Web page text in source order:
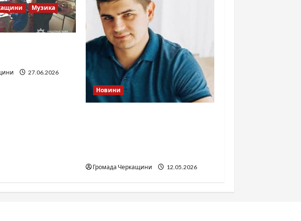
Музика
27.06.2026
Новини
Громада Черкащини 12.05.2026